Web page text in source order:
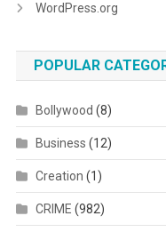
WordPress.org
POPULAR
Bollywood (8)
Business (12)
Creation (1)
CRIME (982)